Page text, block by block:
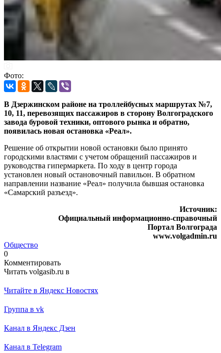
Фото:
В Дзержинском районе на троллейбусных маршрутах №7,
10, 11, перевозящих пассажиров в сторону Волгоградского
завода буровой техники, оптового рынка и обратно,
появилась новая остановка «Реал».
Решение об открытии новой остановки было принято
городскими властями с учетом обращений пассажиров и
руководства гипермаркета. По ходу в центр города
установлен новый остановочный павильон. В обратном
направлении название «Реал» получила бывшая остановка
«Самарский разъезд».
Источник:
Официальный информационно-справочный
Портал Волгограда
www.volgadmin.ru
Общество
0
Комментировать
Читать volgasib.ru в
Читайте в Яндекс Новостях
Группа в vk
Канал в Яндекс Дзен
Канал в Telegram